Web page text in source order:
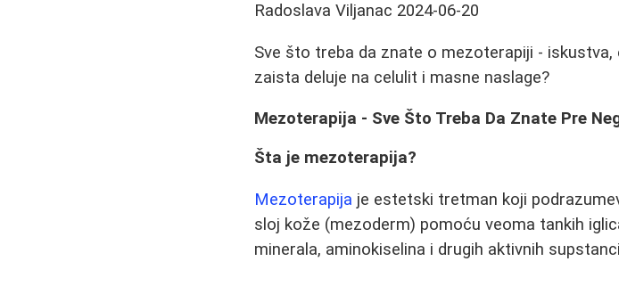
Radoslava Viljanac 2024-06-20
Sve što treba da znate o mezoterapiji -
zaista deluje na celulit i masne naslage?
Mezoterapija - Sve Što Treba Da Znate Pre
Šta je mezoterapija?
Mezoterapija je estetski tretman koji
sloj kože (mezoderm) pomoću veoma tankih
minerala, aminokiselina i drugih aktivnih